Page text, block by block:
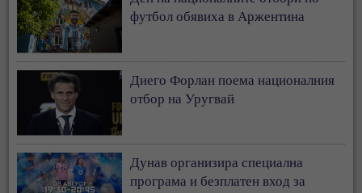
футбол обявиха в Аржентина
Диего Форлан поема националния
отбор на Уругвай
Дунав организира специална
програма и безплатен вход за